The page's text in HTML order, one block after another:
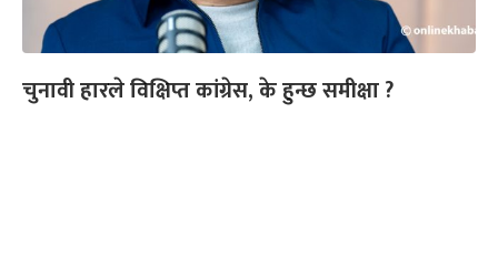
चुनावी हारले विक्षिप्त कांग्रेस, के हुन्छ समीक्षा ?